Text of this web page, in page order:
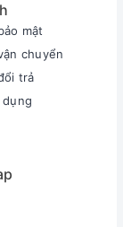
mật
chuyển
trả